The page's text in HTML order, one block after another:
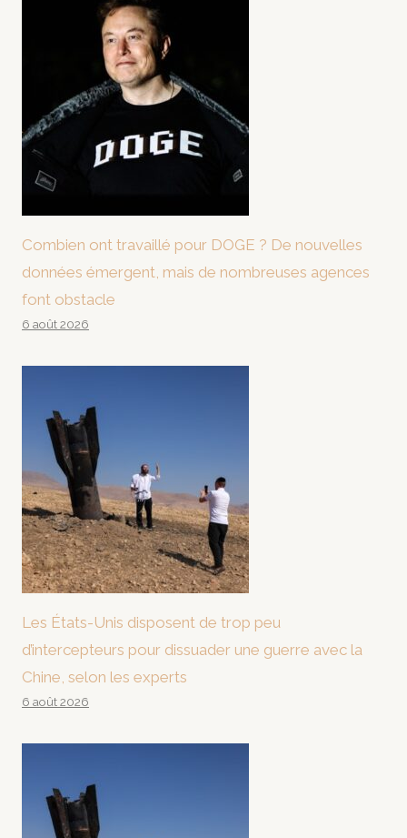
Combien ont travaillé pour DOGE ? De nouvelles
données émergent, mais de nombreuses agences
font obstacle
6 août 2026
Les États-Unis disposent de trop peu
d’intercepteurs pour dissuader une guerre avec la
Chine, selon les experts
6 août 2026